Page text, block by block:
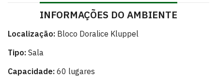
INFORMAÇÕES DO AMBIENTE
Localização: Bloco Doralice Kluppel
Tipo: Sala
Capacidade: 60 lugares